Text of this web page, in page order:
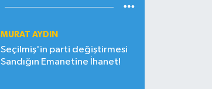
MURAT AYDIN
Seçilmiş'in parti değiştirmesi
Sandığın Emanetine İhanet!